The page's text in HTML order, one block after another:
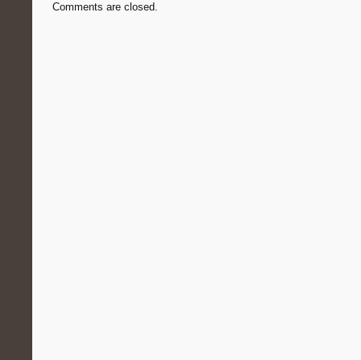
Comments are closed.